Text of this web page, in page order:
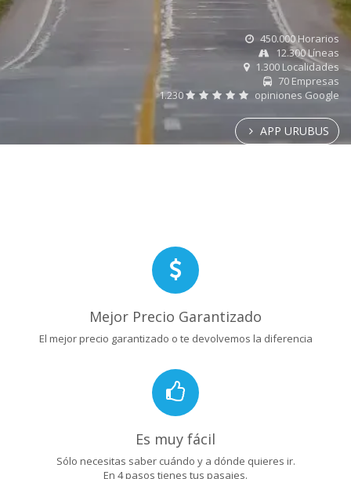
450.000 Horarios
12.300 Líneas
1.300 Localidades
70 Empresas
1.230
opiniones Google
APP URUBUS
Mejor Precio Garantizado
El mejor precio garantizado o te devolvemos la diferencia
Es muy fácil
Sólo necesitas saber cuándo y a dónde quieres ir.
En 4 pasos tienes tus pasajes.